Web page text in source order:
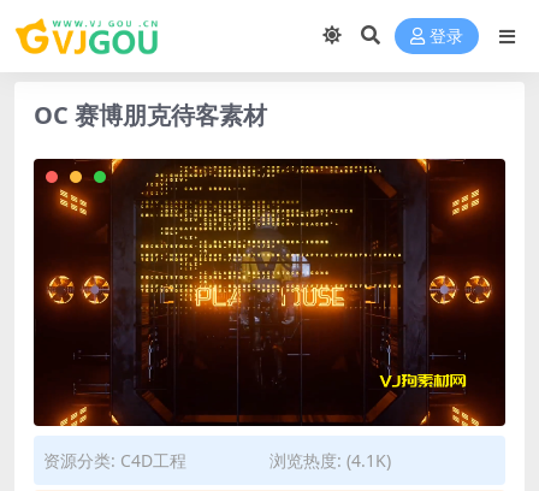
登录
OC 赛博朋克待客素材
资源分类: C4D工程 浏览热度: (4.1K)